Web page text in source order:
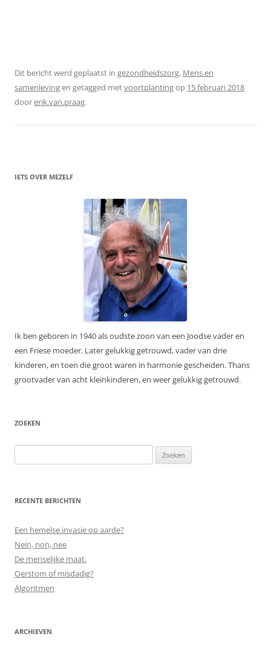
Dit bericht werd geplaatst in gezondheidszorg, Mens en
samenlevingen getagged metvoortplantingop 15 februari 2018
doorerik.van.praag.
IETS OVER MEZELF
Ik ben geboren in 1940 als oudste zoon van een Joodse vader en
een Friese moeder. Later gelukkig getrouwd, vader van drie
kinderen, en toen die groot waren in harmonie gescheiden. Thans
grootvader van acht kleinkinderen, en weer gelukkig getrouwd.
ZOEKEN
naar:
RECENTE BERICHTEN
Een hemelse invasie op aarde?
Nein, non, nee
De menselijke maat.
Oerstom of misdadig?
Algoritmen
ARCHIEVEN